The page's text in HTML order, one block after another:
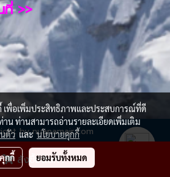
สั่งซื้อสินค้า
ที่ >>
by nuanamair.com
ชมวันนี้ 385
เพื่อเพิ่มประสิทธิภาพและประสบการณ์ที่ดี
าน ท่านสามารถอ่านรายละเอียดเพิ่มเติม
ตัวและนโยบายคุกกี้
กกี้ ยอมรับทั้งหมด